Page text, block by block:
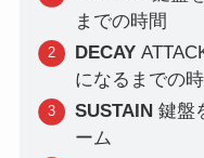
までの時間
DECAY
になるまでの
SUSTAIN 鍵盤
ーム